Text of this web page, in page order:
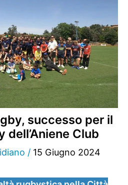
successo per il
dell’Aniene Club
/ 15 Giugno 2024